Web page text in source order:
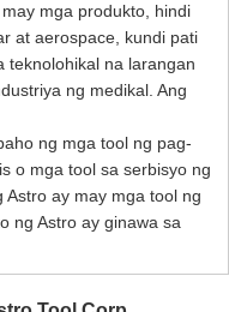
mga produkto, hindi
at aerospace, kundi pati
teknolohikal na larangan
ng medikal. Ang
ng mga tool ng pag-
o mga tool sa serbisyo ng
ay may mga tool ng
ng Astro ay ginawa sa